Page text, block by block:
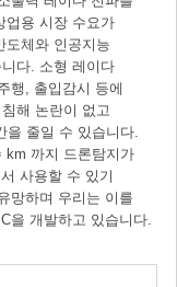
업용 시장 수요가
도체와 인공지능
다. 소형 레이다
행, 출입감시 등에
해 논란이 없고
을 줄일 수 있습니다.
km 까지 드론탐지가
사용할 수 있기
망하며 우리는 이를
을 개발하고 있습니다.